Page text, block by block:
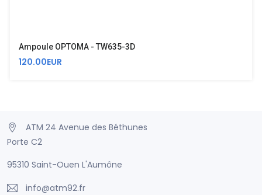
Ampoule OPTOMA - TW635-3D
120.00EUR
ATM 24 Avenue des Béthunes
Porte C2
95310 Saint-Ouen L'Aumône
info@atm92.fr